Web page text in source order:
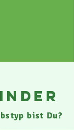
bist Du?